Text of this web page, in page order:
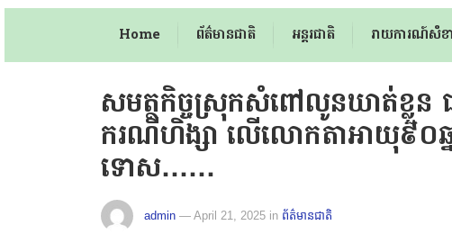
Home ព័ត៌មានជាតិ អន្តរជាតិ រាយការណ៍សំខ
សមត្ថកិច្ចស្រុកសំពៅលូនឃាត់ខ្លួ
ករណីហិង្សា លើលោកតាអាយុ៩០ឆ្ន
ទោស……
admin — April 21, 2025 in ព័ត៌មានជាតិ